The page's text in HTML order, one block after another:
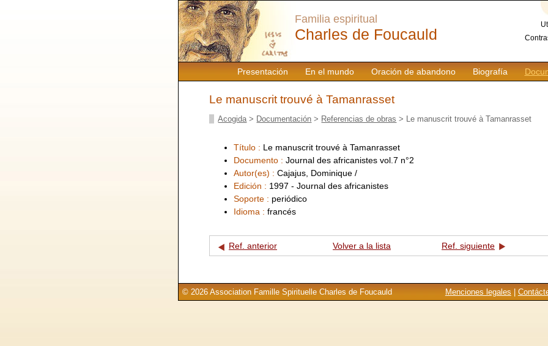
Presentación En el mundo Oración de abandono Biografía
Familia espiritual
Charles de Foucauld
Le manuscrit trouvé à Tamanrasset
Acogida > Documentación > Referencias de obras > Le manuscrit trouvé à Tamanrasset
Título : Le manuscrit trouvé à Tamanrasset
Documento : Journal des africanistes vol.7 n°2
Autor(es) : Cajajus, Dominique /
Edición : 1997 - Journal des africanistes
Soporte : periódico
Idioma : francés
Ref. anterior Volver a la lista Ref. siguiente
Menciones legales
© 2026 Association Famille Spirituelle Charles de Foucauld